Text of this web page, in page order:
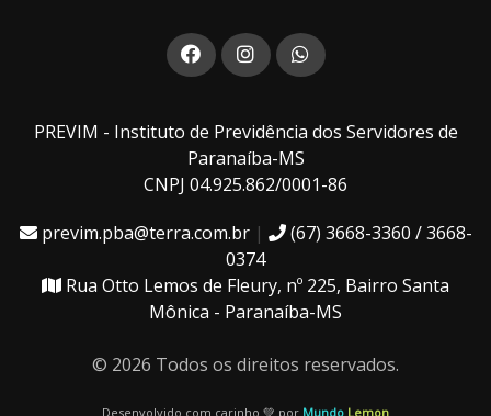
PREVIM - Instituto de Previdência dos Servidores de
Paranaíba-MS
CNPJ 04.925.862/0001-86
previm.pba@terra.com.br|
(67) 3668-3360 / 3668-
0374
Rua Otto Lemos de Fleury, nº 225, Bairro Santa
Mônica - Paranaíba-MS
© 2026 Todos os direitos reservados.
Desenvolvido com carinho 💚 por Mundo Lemon